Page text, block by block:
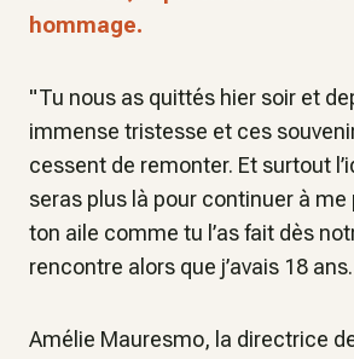
hommage.
"Tu nous as quittés hier soir et
immense tristesse et ces
cessent de remonter. Et surtout
seras plus là pour continuer à me
ton aile comme tu l’as fait dès
rencontre alors que j’avais 18
Amélie Mauresmo, la directrice